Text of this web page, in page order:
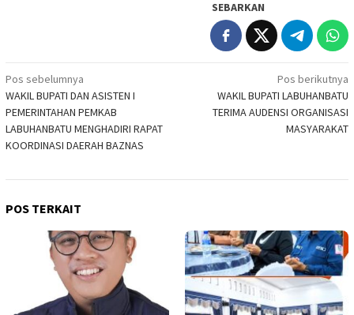
SEBARKAN
Navigasi
pos
Pos sebelumnya
WAKIL BUPATI DAN ASISTEN I
PEMERINTAHAN PEMKAB
LABUHANBATU MENGHADIRI RAPAT
KOORDINASI DAERAH BAZNAS
Pos berikutnya
WAKIL BUPATI LABUHANBATU
TERIMA AUDENSI ORGANISASI
MASYARAKAT
POS TERKAIT